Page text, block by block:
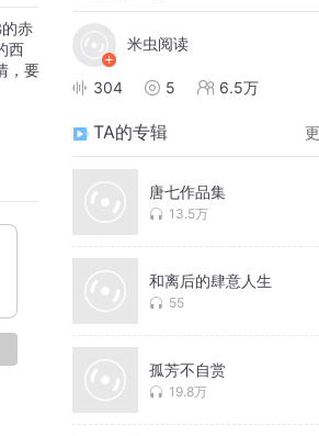
西
，要
米虫阅读
304 5 6.5万
TA的专辑
唐七作品集
13.5万
和离后的肆意人生
55
孤芳不自赏
19.8万